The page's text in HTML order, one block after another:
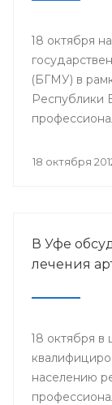
18 октября
(БГМУ) в
Республики
Массажистов
18 октября
В Уфе
лечения
18 октября в
населению